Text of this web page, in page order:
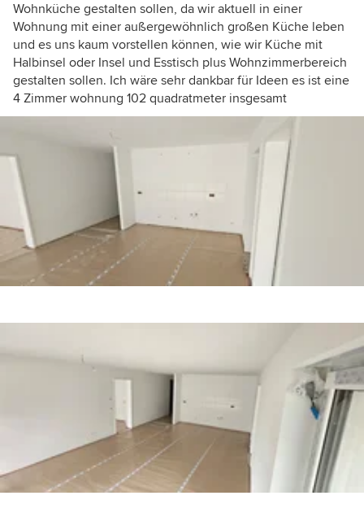
Wohnküche gestalten sollen, da wir aktuell in einer
Wohnung mit einer außergewöhnlich großen Küche leben
und es uns kaum vorstellen können, wie wir Küche mit
Halbinsel oder Insel und Esstisch plus Wohnzimmerbereich
gestalten sollen. Ich wäre sehr dankbar für Ideen es ist eine
4 Zimmer wohnung 102 quadratmeter insgesamt